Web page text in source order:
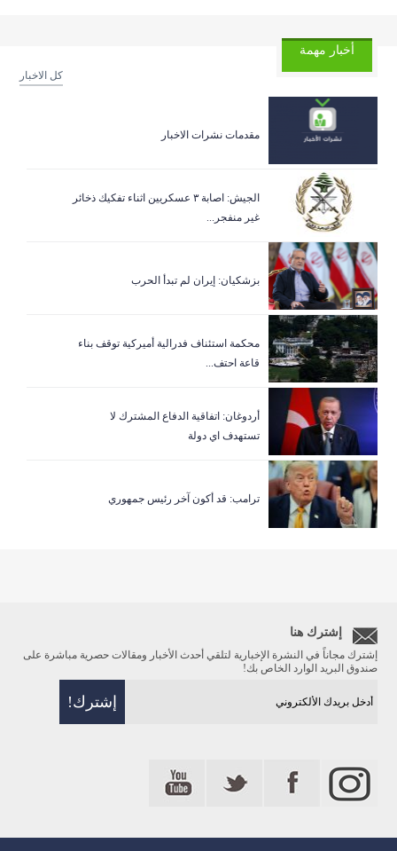
أخبار مهمة
كل الاخبار
مقدمات نشرات الاخبار
الجيش: اصابة ٣ عسكريين اثناء تفكيك ذخائر
غير منفجر...
بزشكيان: إيران لم تبدأ الحرب
‏محكمة استئناف فدرالية أميركية توقف بناء
قاعة احتف...
أردوغان: اتفاقية الدفاع المشترك لا
تستهدف اي دولة
ترامب: قد أكون آخر رئيس جمهوري
إشترك هنا
إشترك مجاناً في النشرة الإخبارية لتلقي أحدث الأخبار ومقالات حصرية مباشرة على
صندوق البريد الوارد الخاص بك!